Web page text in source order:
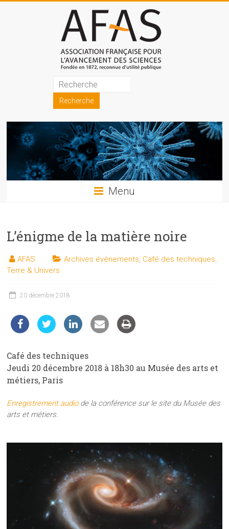
Association
française
pour
l'avancement
des
sciences
les
et
les
auprès
public
Menu
L’énigme de la matière noire
AFAS Archives événements Café des techniques
Terre & Univers
20 décembre 2018
Café des techniques
Jeudi 20 décembre 2018 à 18h30 au Musée des arts et
métiers, Paris
Enregistrement audiode la conférence sur le site du Musée des
arts et métiers.